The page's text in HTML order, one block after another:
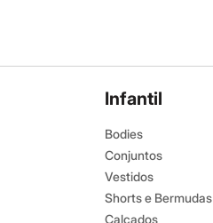
Infantil
Bodies
Conjuntos
Vestidos
Shorts e Bermudas
Calçados